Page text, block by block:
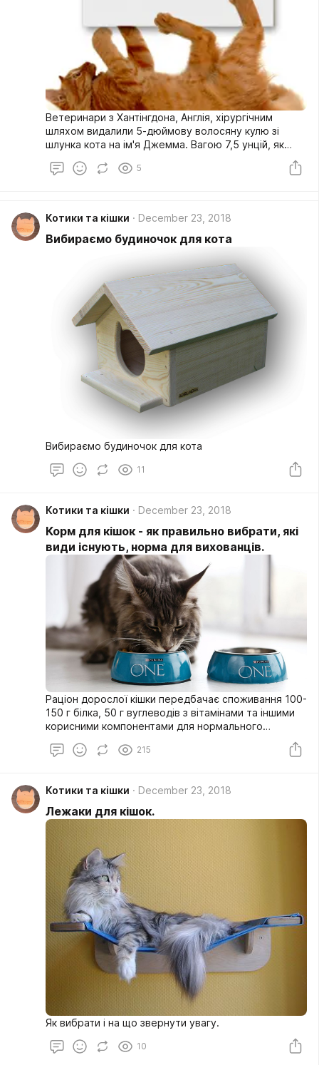
Ветеринари з Хантінгдона, Англія, хірургічним
шляхом видалили 5-дюймову волосяну кулю зі
шлунка кота на ім'я Джемма. Вагою 7,5 унцій, як
зафіксованих.
5
Котики та кішки December 23, 2018
Вибираємо будиночок для кота
Вибираємо будиночок для кота
11
Котики та кішки December 23, 2018
Корм для кішок - як правильно вибрати, які
види існують, норма для вихованців.
Раціон дорослої кішки передбачає споживання 100-
150 г білка, 50 г вуглеводів з вітамінами та іншими
корисними компонентами для нормального
великому асортименту можна легко підібрати
215
Котики та кішки December 23, 2018
Лежаки для кішок.
Як вибрати і на що звернути увагу.
10